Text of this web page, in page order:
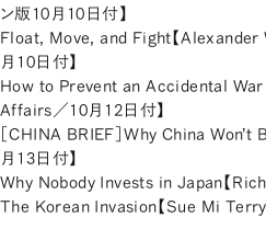
ン版10月10日付】
Float, Move, and Fight【Alexander
月10日付】
How to Prevent an Accidental War
Affairs／10月12日付】
［CHINA BRIEF］Why China
月13日付】
Why Nobody Invests in Japan【
The Korean Invasion【Sue Mi